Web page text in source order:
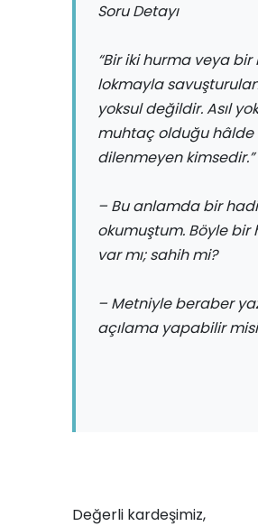
Soru Detayı
“Bir iki hurma veya bir
lokmayla
yoksul değildir. Asıl
muhtaç olduğu hâlde
dilenmeyen kimsedir.”
– Bu anlamda bir
okumuştum. Böyle bir
var mı; sahih mi?
– Metniyle beraber
açılama yapabilir
Değerli kardeşimiz,